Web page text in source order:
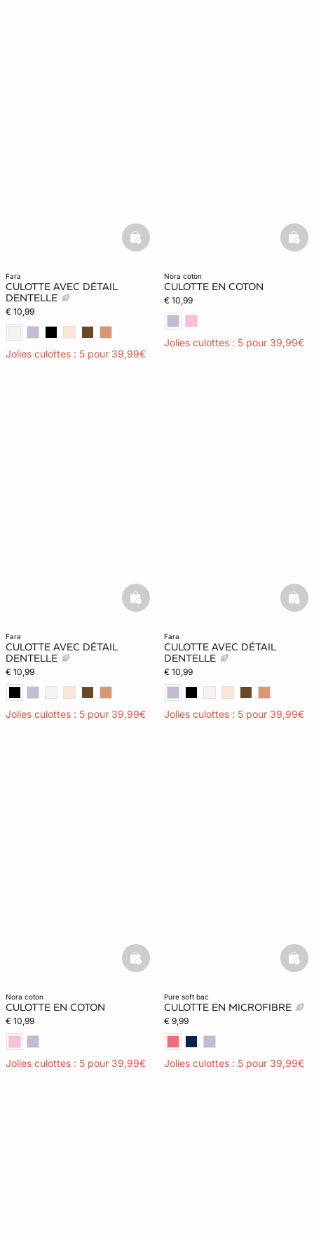
fara
CULOTTE AVEC DÉTAIL
DENTELLE
€ 10,99
Jolies culottes : 5 pour 39,99€
basketfull
nora coton
CULOTTE EN COTON
€ 10,99
Jolies culottes : 5 pour 39,99€
fara
CULOTTE AVEC DÉTAIL
DENTELLE
€ 10,99
Jolies culottes : 5 pour 39,99€
basketfull
fara
CULOTTE AVEC DÉTAIL
DENTELLE
€ 10,99
Jolies culottes : 5 pour 39,99€
nora coton
CULOTTE EN COTON
€ 10,99
Jolies culottes : 5 pour 39,99€
basketfull
pure soft bac
CULOTTE EN MICROFIBRE
€ 9,99
Jolies culottes : 5 pour 39,99€